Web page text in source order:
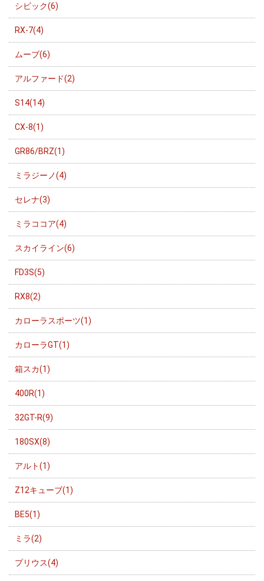
シビック(6)
RX-7(4)
ムーブ(6)
アルファード(2)
S14(14)
CX-8(1)
GR86/BRZ(1)
ミラジーノ(4)
セレナ(3)
ミラココア(4)
スカイライン(6)
FD3S(5)
RX8(2)
カローラスポーツ(1)
カローラGT(1)
箱スカ(1)
400R(1)
32GT-R(9)
180SX(8)
アルト(1)
Z12キューブ(1)
BE5(1)
ミラ(2)
プリウス(4)